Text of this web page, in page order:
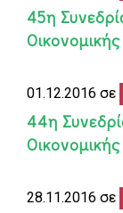
45η
01.12.2016 σε
44η
28.11.2016 σε